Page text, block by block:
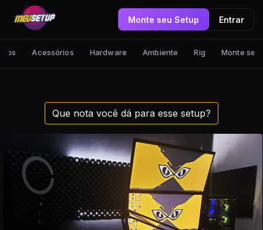
Monte seu Setup Entrar
Acessórios Hardware Ambiente Rig Monte seu
Que nota você dá para esse setup?